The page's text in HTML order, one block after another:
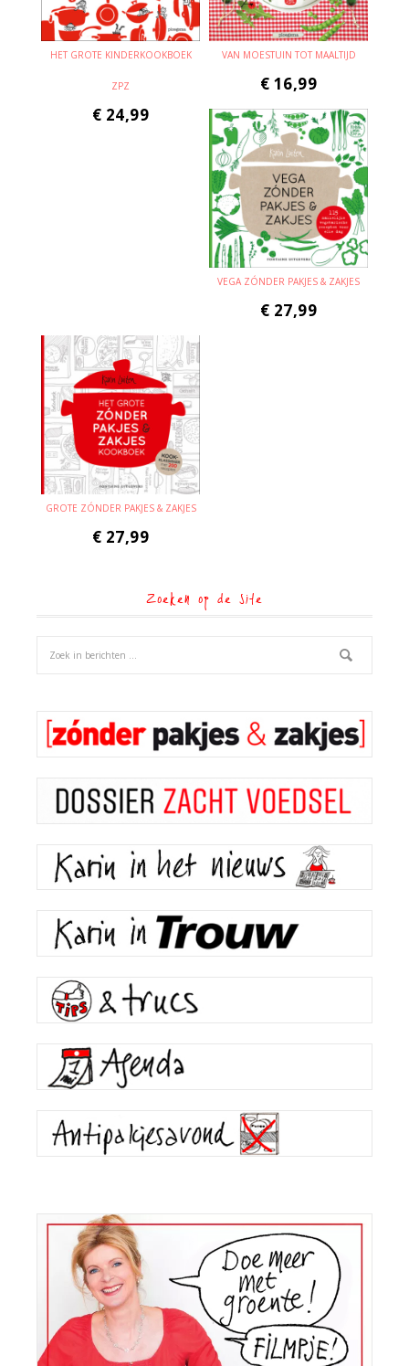
HET GROTE KINDERKOOKBOEK
ZPZ
€ 24,99
VAN MOESTUIN TOT MAALTIJD
€ 16,99
VEGA ZÓNDER PAKJES & ZAKJES
€ 27,99
GROTE ZÓNDER PAKJES & ZAKJES
€ 27,99
Zoeken op de site